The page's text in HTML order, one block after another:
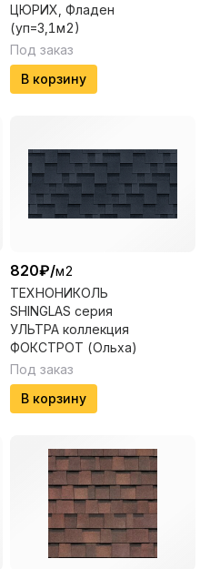
ЦЮРИХ, Фладен
(уп=3,1м2)
Под заказ
В корзину
820₽/м2
ТЕХНОНИКОЛЬ
SHINGLAS серия
УЛЬТРА коллекция
ФОКСТРОТ (Ольха)
Под заказ
В корзину